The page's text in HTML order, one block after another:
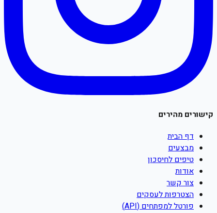
קישורים מהירים
דף הבית
מבצעים
טיפים לחיסכון
אודות
צור קשר
הצטרפות לעסקים
פורטל למפתחים (API)